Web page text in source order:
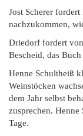
Jost Scherer
nachzukommen,
Driedorf fordert
Bescheid, das
Henne Schultheiß
Weinstöcken
dem Jahr selbst
zusprechen.
Tage.